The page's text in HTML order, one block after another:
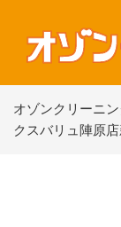
オゾンクリーニ
クスバリュ陣原